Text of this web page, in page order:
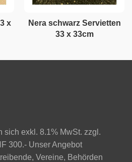
x
Nera schwarz Servietten
33 x 33cm
sich exkl. 8.1% MwSt. zzgl.
300.- Unser Angebot
Vereine, Behörden